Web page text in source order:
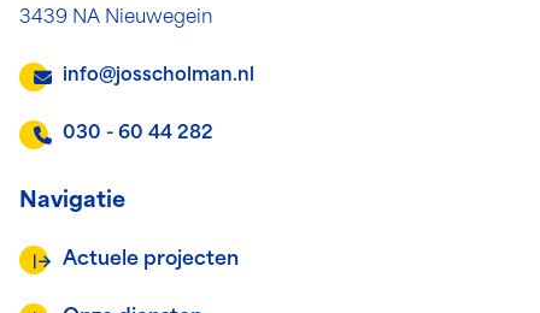
3439 NA Nieuwegein
info@josscholman.nl
030 - 60 44 282
Navigatie
Actuele projecten